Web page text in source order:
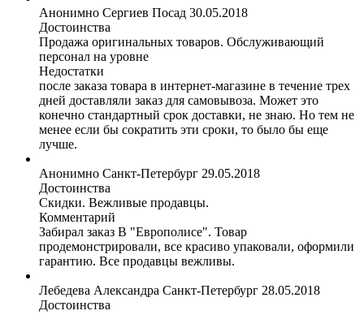
Анонимно Сергиев Посад 30.05.2018
Достоинства
Продажа оригинальных товаров. Обслуживающий
персонал на уровне
Недостатки
после заказа товара в интернет-магазине в течение трех
дней доставляли заказ для самовывоза. Может это
конечно стандартный срок доставки, не знаю. Но тем не
менее если бы сократить эти сроки, то было бы еще
лучше.
Анонимно Санкт-Петербург 29.05.2018
Достоинства
Скидки. Вежливые продавцы.
Комментарий
Забирал заказ В "Европолисе". Товар
продемонстрировали, все красиво упаковали, оформили
гарантию. Все продавцы вежливы.
Лебедева Александра Санкт-Петербург 28.05.2018
Достоинства